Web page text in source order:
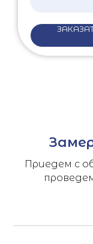
Приедем с